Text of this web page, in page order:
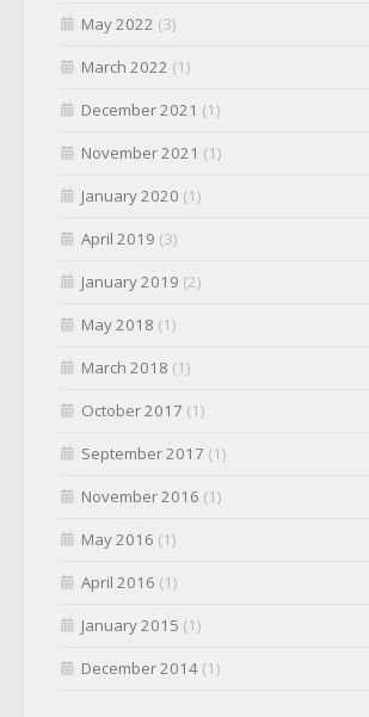
May 2022 (3)
March 2022 (1)
December 2021 (1)
November 2021 (1)
January 2020 (1)
April 2019 (3)
January 2019 (2)
May 2018 (1)
March 2018 (1)
October 2017 (1)
September 2017 (1)
November 2016 (1)
May 2016 (1)
April 2016 (1)
January 2015 (1)
December 2014 (1)